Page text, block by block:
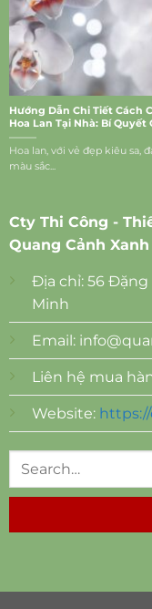
Hướng Dẫn Chi Tiết Cách
Hoa Lan Tại Nhà: Bí Quyết
Lan Rực Rỡ
Hoa lan, với vẻ đẹp kiêu sa,
màu sắc...
Cty Thi Công -
Quang Cảnh Xanh
Địa chỉ: 56 Đặng
Minh
Email:
Liên hệ mua
Website: